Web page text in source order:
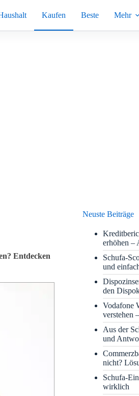
Kaufen Beste Mehr
Entdecken
Neuste Beiträge
erhöhen –
Schufa-
und
den
Vodafone
verstehen
Aus der
und
nicht?
Schufa-
wirklich